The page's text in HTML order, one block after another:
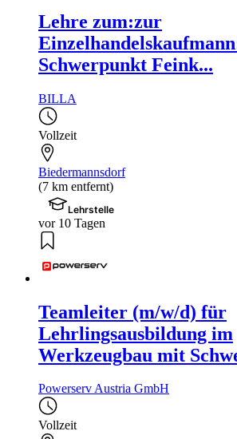
Lehre zum:zur
Schwerpunkt Feink...
BILLA
Vollzeit
Biedermannsdorf
(7 km entfernt)
Lehrstelle
vor 10 Tagen
Teamleiter (m/w/d) für
Lehrlingsausbildung im
Werkzeugbau mit
Powerserv Austria GmbH
Vollzeit